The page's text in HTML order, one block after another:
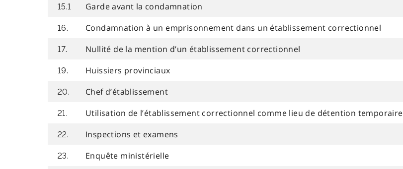
15.1 Garde avant la condamnation
16. Condamnation à un emprisonnement dans un établissement correctionnel
17. Nullité de la mention d’un établissement correctionnel
19. Huissiers provinciaux
20. Chef d’établissement
21. Utilisation de l’établissement correctionnel comme lieu de détention temporaire
22. Inspections et examens
23. Enquête ministérielle